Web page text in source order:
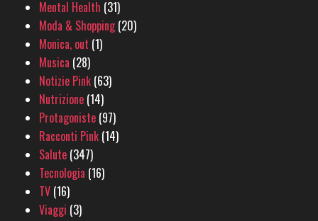
Mental Health (31)
Moda & Shopping(20)
Monica, out (1)
Musica (28)
Notizie Pink (63)
Nutrizione (14)
Protagoniste (97)
Racconti Pink (14)
Salute (347)
Tecnologia (16)
TV (16)
Viaggi (3)